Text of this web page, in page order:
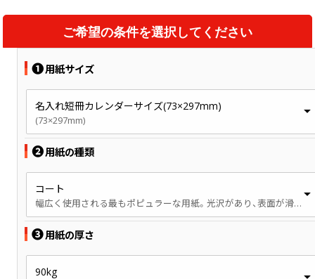
ご希望の条件を選択してください
❶用紙サイズ
名入れ短冊カレンダーサイズ(73×297mm)
(73×297mm)
❷用紙の種類
コート
幅広く使用される最もポピュラーな用紙。光沢があり、表面が滑らかです。
❸用紙の厚さ
90kg